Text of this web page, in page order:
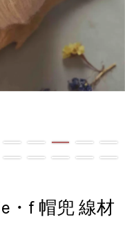
・f 帽兜 線材